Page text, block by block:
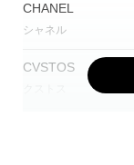
CHANEL
シャネル
CVSTOS